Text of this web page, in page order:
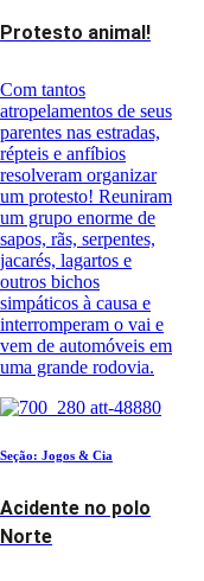
Protesto animal!
Com tantos
atropelamentos de seus
parentes nas estradas,
répteis e anfíbios
resolveram organizar
um protesto! Reuniram
um grupo enorme de
sapos, rãs, serpentes,
jacarés, lagartos e
outros bichos
simpáticos à causa e
interromperam o vai e
vem de automóveis em
uma grande rodovia.
Seção: Jogos & Cia
Acidente no polo
Norte